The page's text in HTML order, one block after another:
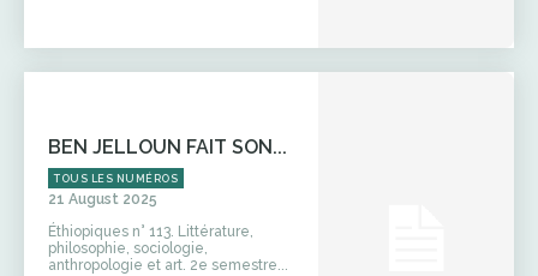
BEN JELLOUN FAIT SON...
TOUS LES NUMÉROS
21 August 2025
Éthiopiques n° 113. Littérature,
philosophie, sociologie,
anthropologie et art. 2e semestre...